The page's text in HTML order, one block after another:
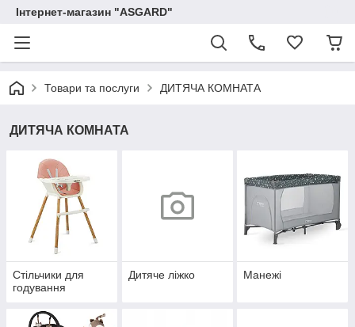
Інтернет-магазин "ASGARD"
Товари та послуги ДИТЯЧА КОМНАТА
ДИТЯЧА КОМНАТА
Стільчики для
годування
Дитяче ліжко Манежі